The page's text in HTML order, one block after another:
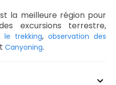
la meilleure région pour
excursions terrestre,
le trekking,observation des
Canyoning.